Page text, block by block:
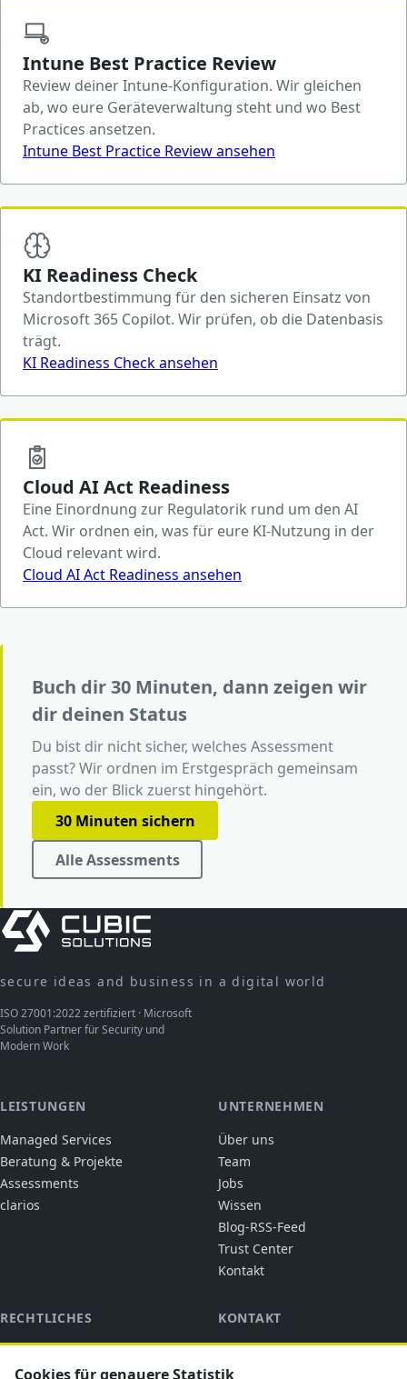
Intune Best Practice Review
Review deiner Intune-Konfiguration. Wir gleichen
ab, wo eure Geräteverwaltung steht und wo Best
Practices ansetzen.
Intune Best Practice Review ansehen
KI Readiness Check
Standortbestimmung für den sicheren Einsatz von
Microsoft 365 Copilot. Wir prüfen, ob die Datenbasis
trägt.
KI Readiness Check ansehen
Cloud AI Act Readiness
Eine Einordnung zur Regulatorik rund um den AI
Act. Wir ordnen ein, was für eure KI-Nutzung in der
Cloud relevant wird.
Cloud AI Act Readiness ansehen
Buch dir 30 Minuten, dann zeigen wir
dir deinen Status
Du bist dir nicht sicher, welches Assessment
passt? Wir ordnen im Erstgespräch gemeinsam
ein, wo der Blick zuerst hingehört.
30 Minuten sichern
Alle Assessments
secure ideas and business in a digital world
ISO 27001:2022 zertifiziert · Microsoft
Solution Partner für Security und
Modern Work
LEISTUNGEN
Managed Services
Beratung & Projekte
Assessments
clarios
UNTERNEHMEN
Über uns
Team
Jobs
Wissen
Blog-RSS-Feed
Trust Center
Kontakt
RECHTLICHES
Impressum
Datenschutz
KONTAKT
cubic solutions
Ringstraße 1
Cookies für genauere Statistik